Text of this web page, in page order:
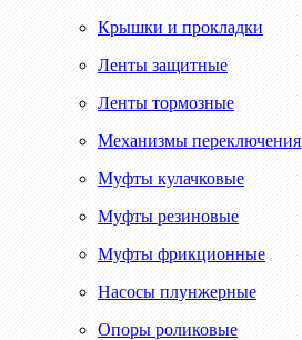
Крышки и прокладки
Ленты защитные
Ленты тормозные
Механизмы переключения
Муфты кулачковые
Муфты резиновые
Муфты фрикционные
Насосы плунжерные
Опоры роликовые